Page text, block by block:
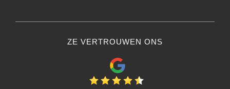
ZE VERTROUWEN ONS